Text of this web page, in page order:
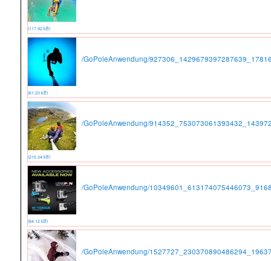
(117.92 kB)
/GoPoleAnwendung/
(61.23 kB)
/GoPoleAnwendung/
(210.34 kB)
/GoPoleAnwendung/
(84.12 kB)
/GoPoleAnwendung/